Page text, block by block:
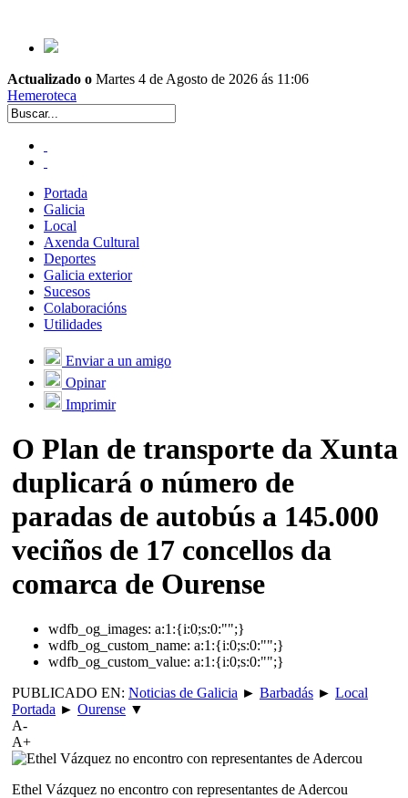
Actualizado o Martes 4 de Agosto de 2026 ás 11:06
Hemeroteca
Portada
Galicia
Local
Axenda Cultural
Deportes
Galicia exterior
Sucesos
Colaboracións
Utilidades
Enviar a un amigo
Opinar
Imprimir
O Plan de transporte da Xunta
duplicará o número de
paradas de autobús a 145.000
veciños de 17 concellos da
comarca de Ourense
wdfb_og_images: a:1:{i:0;s:0:"";}
wdfb_og_custom_name: a:1:{i:0;s:0:"";}
wdfb_og_custom_value: a:1:{i:0;s:0:"";}
PUBLICADO EN: Noticias de Galicia ► Barbadás ► Local
Portada ► Ourense ▼
A-
A+
Ethel Vázquez no encontro con representantes de Adercou